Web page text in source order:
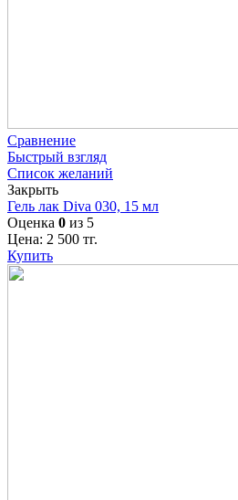
Сравнение
Быстрый взгляд
Список желаний
Закрыть
Гель лак Diva 030, 15 мл
Оценка 0 из 5
Цена: 2 500 тг.
Купить